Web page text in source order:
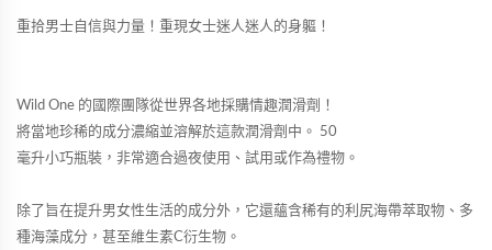
重拾男士自信與力量！重現女士迷人迷人的身軀！
Wild One 的國際團隊從世界各地採購情趣潤滑劑！
將當地珍稀的成分濃縮並溶解於這款潤滑劑中。 50
毫升小巧瓶裝，非常適合過夜使用、試用或作為禮物。
除了旨在提升男女性生活的成分外，它還蘊含稀有的利尻海帶萃取物、多
種海藻成分，甚至維生素C衍生物。